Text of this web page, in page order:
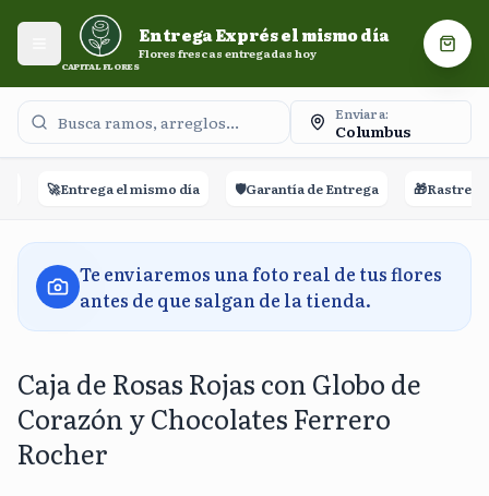
Entrega Exprés el mismo día. Flores frescas entregadas
Abrir menú
CAPITAL FLORES
Entrega Exprés el mismo día
Flores frescas entregadas hoy
Enviar a:
Columbus
Entrega el mismo día Garantía de Entrega Rastreo
Te enviaremos una foto real de tus flores
antes de que salgan de la tienda.
Caja de Rosas Rojas con Globo de
Corazón y Chocolates Ferrero
Rocher